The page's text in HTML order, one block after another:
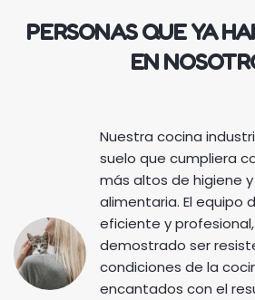
PERSONAS QUE YA
EN
Nuestra cocina
suelo que cumpliera
más altos de higiene
alimentaria. El equipo
eficiente y
demostrado ser
condiciones de la
encantados con el